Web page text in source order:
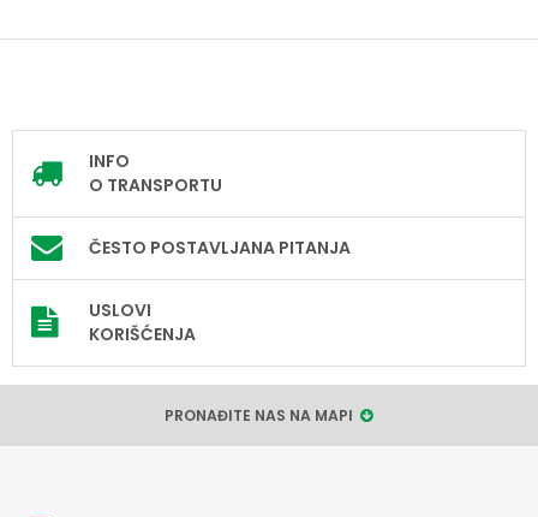
INFO
O TRANSPORTU
ČESTO POSTAVLJANA PITANJA
USLOVI
KORIŠĆENJA
PRONAĐITE NAS NA MAPI